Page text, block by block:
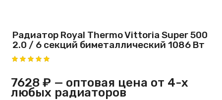
Радиатор Royal Thermo Vittoria Super 500
2.0 / 6 секций биметаллический 1086 Вт
7628 ₽ — оптовая цена от 4-х
любых радиаторов